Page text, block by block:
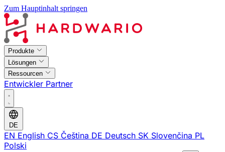
Zum Hauptinhalt springen
Produkte
Lösungen
Ressourcen
Entwickler Partner
DE
EN English CS Čeština DE Deutsch SK Slovenčina PL
Polski